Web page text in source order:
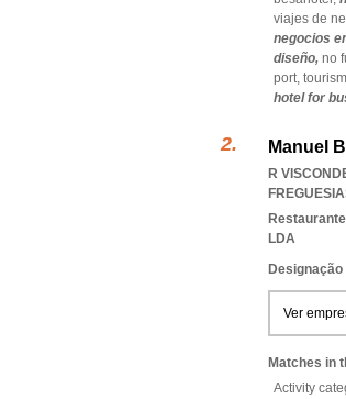
viajes de
negocios
diseño, no
port,
hotel for
Manuel
R
LDA
Ver
Matches in
Activity